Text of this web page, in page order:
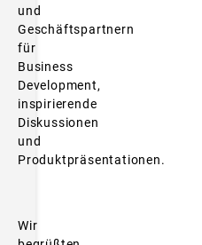
und
Geschäftspartnern
für
Business
Development,
inspirierende
Diskussionen
und
Produktpräsentationen.
Wir